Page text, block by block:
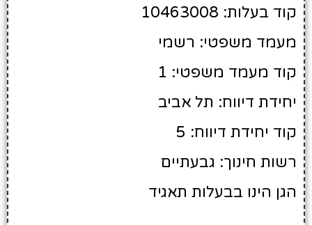
קוד בעלות: 10463008
מעמד משפטי: רשמי
קוד מעמד משפטי: 1
יחידת דיווח: תל אביב
קוד יחידת דיווח: 5
רשות חינוך: גבעתיים
הגן הינו בבעלות תאגיד